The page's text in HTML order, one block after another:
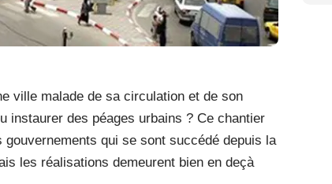
ville malade de sa circulation et de son
instaurer des péages urbains ? Ce chantier
qui se sont succédé depuis la
les réalisations demeurent bien en deçà